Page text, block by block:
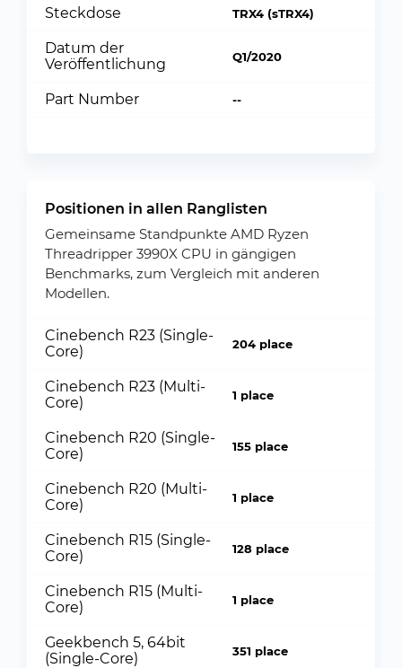
Steckdose TRX4 (sTRX4)
Datum der
Veröffentlichung
Q1/2020
Part Number --
Positionen in allen Ranglisten
Gemeinsame Standpunkte AMD Ryzen
Threadripper 3990X CPU in gängigen
Benchmarks, zum Vergleich mit anderen
Modellen.
Cinebench R23 (Single-
Core)
204 place
Cinebench R23 (Multi-
Core)
1 place
Cinebench R20 (Single-
Core)
155 place
Cinebench R20 (Multi-
Core)
1 place
Cinebench R15 (Single-
Core)
128 place
Cinebench R15 (Multi-
Core)
1 place
Geekbench 5, 64bit
(Single-Core)
351 place